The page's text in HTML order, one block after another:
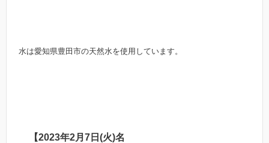
水は愛知県豊田市の天然水を使用しています。
【2023年2月7日(火)名